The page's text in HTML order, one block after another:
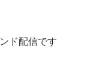
ド配信です